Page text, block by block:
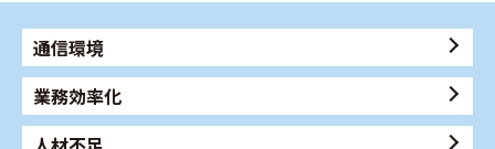
通信環境
業務効率化